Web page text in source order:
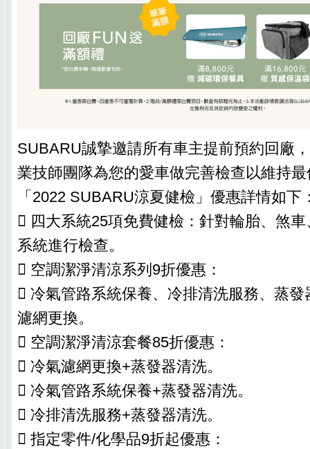
SUBARU誠摯邀請所有車主提前預約回廠
業技師團隊為您的愛車做完善檢查以維持
「2022 SUBARU涼夏健檢」優惠詳情如下
 四大系統25項免費健檢：針對輪胎、煞
系統進行檢查。
 空調潔淨清涼系列9折優惠：
 冷氣管路系統保養、冷排清洗服務、蒸
濾網更換。
 空調潔淨清涼套餐85折優惠：
 冷氣濾網更換+蒸發器清洗。
 冷氣管路系統保養+蒸發器清洗。
 冷排清洗服務+蒸發器清洗。
 指定零件/化學品9折起優惠：